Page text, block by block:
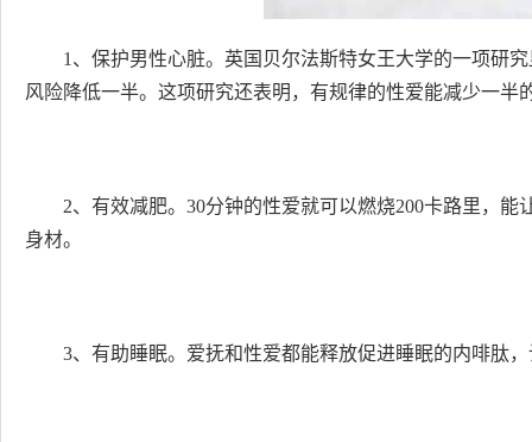
1、保护男性心脏。英国贝尔法斯特女王大学的一项研
风险降低一半。这项研究还表明，有规律的性爱能减少一半
2、有效减肥。30分钟的性爱就可以燃烧200卡路里，
身材。
3、有助睡眠。爱抚和性爱都能释放促进睡眠的内啡肽